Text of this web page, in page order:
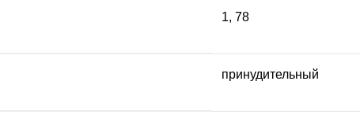
1, 78
принудительный